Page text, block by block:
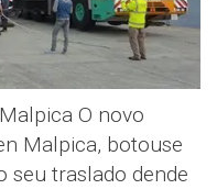
O novo
Malpica, botouse
seu traslado dende